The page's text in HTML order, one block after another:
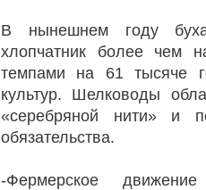
В нынешнем году
хлопчатник более чем
темпами на 61 тысяче
культур. Шелководы
«серебряной нити» и
обязательства.
-Фермерское